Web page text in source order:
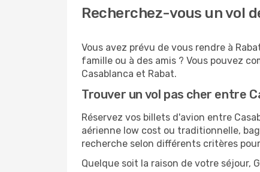
Recherchez-vous un vol
Vous avez prévu de vous rendre à
famille ou à des amis ? Vous pouvez
Casablanca et Rabat.
Trouver un vol pas cher entre
Réservez vos billets d'avion entre
aérienne low cost ou traditionnelle,
recherche selon différents critères
Quelque soit la raison de votre séjour,